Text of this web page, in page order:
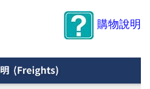
購物說明